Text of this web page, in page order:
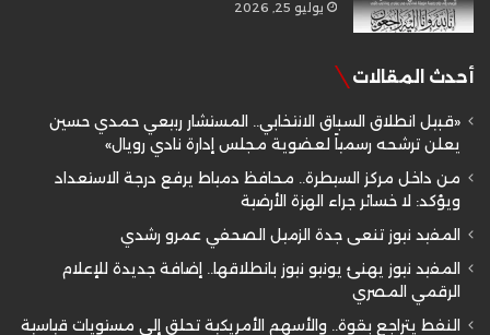
يوليو 25, 2026
أحدث المقالات
«قبيل انطلاق السباق الانتخابي.. المستشار ربيعي حمدي حسين
يعلن ترشحه رسمياً لعضوية مجلس إدارة نادي رويال»
من داخل مركز السيطرة.. محافظ دمياط يرفع درجة الاستعداد
ويؤكد: لا خسائر جراء الهزة الأرضية
المفيد نيوز تنعى جدة الزميل الصحفي عمرو رشدي
المفيد نيوز يهنئ يونيو نيوز بانطلاقها.. إضافة جديدة للإعلام
الرقمي المصري
النفط يتراجع بقوة.. والأسهم الأمريكية تحلق إلى مستويات قياسية